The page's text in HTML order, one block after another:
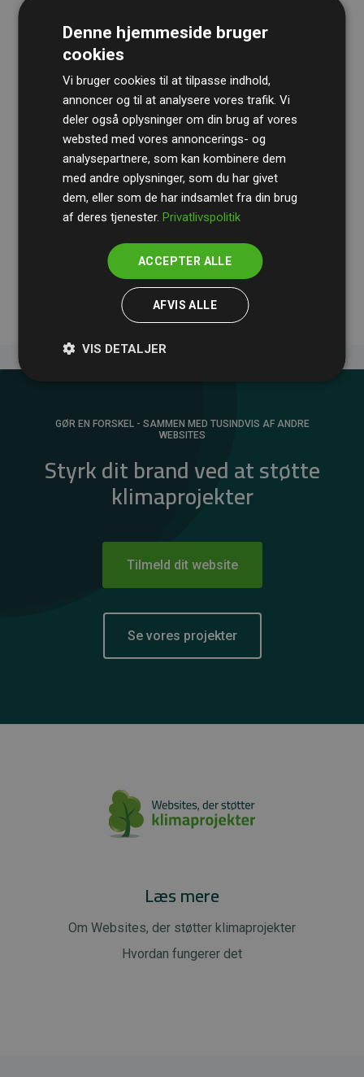
RevisionshusetBDOgennemgår løbende vores
beregninger og metode for at sikre gennemsigtighed
og pålidelighed.
Deres revision dokumenterer, at vores investeringer i
medlemmernes websites estimerede CO₂-
GØR EN FORSKEL - SAMMEN MED TUSINDVIS AF ANDRE
WEBSITES
Styrk dit brand ved at støtte
klimaprojekter
Tilmeld dit website
Se vores projekter
Læs mere
Om Websites, der støtter klimaprojekter
Hvordan fungerer det
Denne hjemmeside bruger
cookies
Vi bruger cookies til at tilpasse indhold,
annoncer og til at analysere vores trafik. Vi
deler også oplysninger om din brug af vores
websted med vores annoncerings- og
analysepartnere, som kan kombinere dem
med andre oplysninger, som du har givet
dem, eller som de har indsamlet fra din brug
af deres tjenester.Privatlivspolitik
ACCEPTER ALLE
AFVIS ALLE
VIS DETALJER